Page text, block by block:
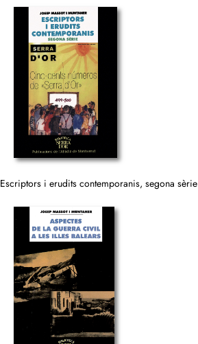
Escriptors i erudits contemporanis, segona sèrie